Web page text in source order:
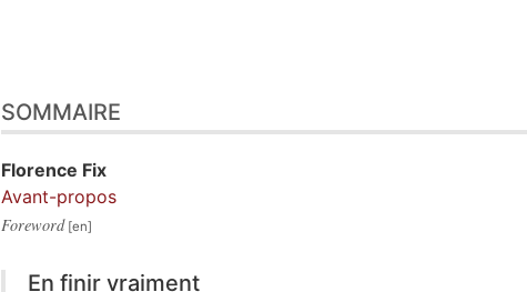
SOMMAIRE
Florence Fix
Avant-propos
Foreword
En finir vraiment